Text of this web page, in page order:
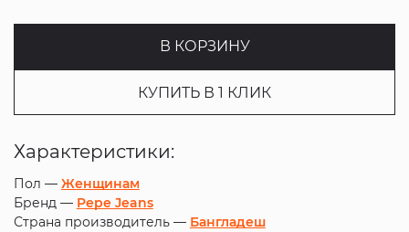
В КОРЗИНУ
КУПИТЬ В 1 КЛИК
Характеристики:
Пол — Женщинам
Бренд — Pepe Jeans
Страна производитель — Бангладеш